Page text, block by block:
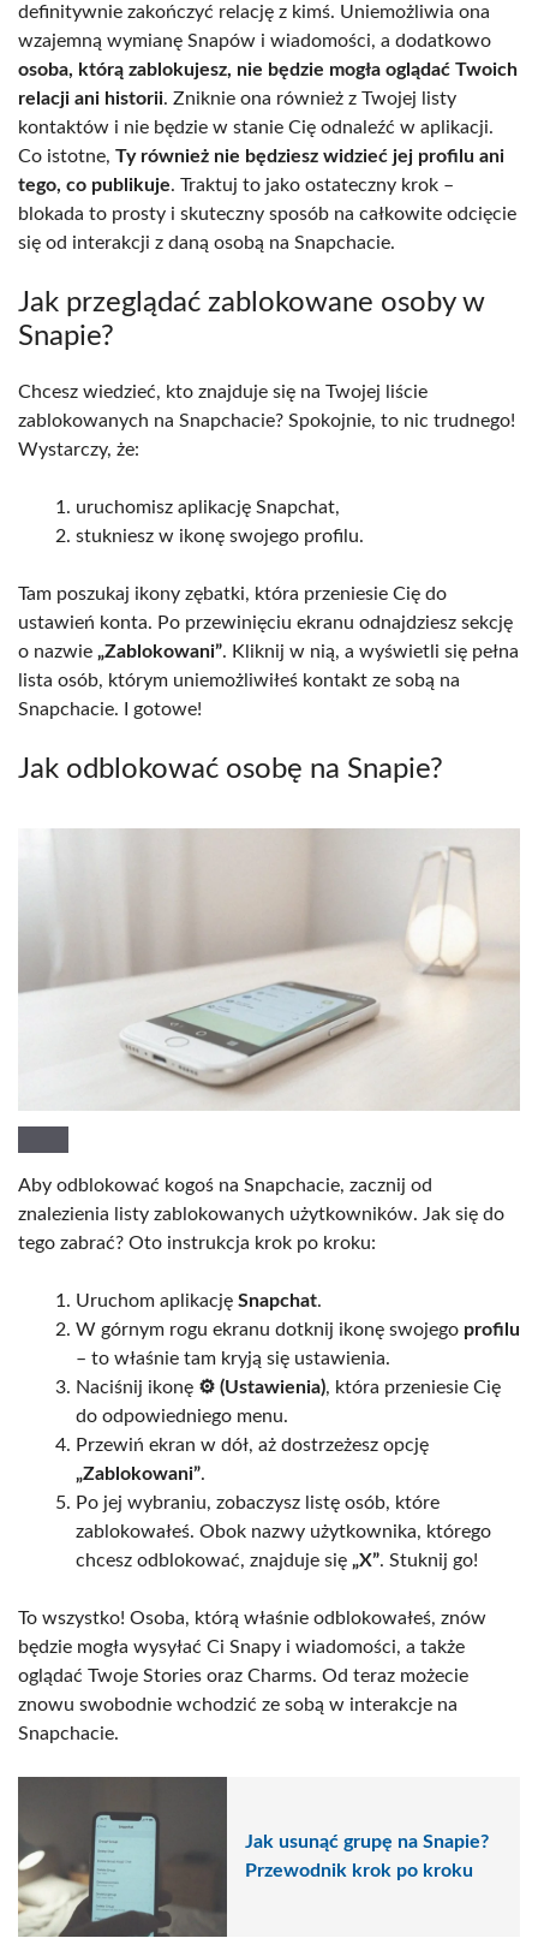
definitywnie zakończyć relację z kimś. Uniemożliwia ona
wzajemną wymianę Snapów i wiadomości, a dodatkowo
osoba, którą zablokujesz, nie będzie mogła oglądać Twoich
relacji ani historii. Zniknie ona również z Twojej listy
kontaktów i nie będzie w stanie Cię odnaleźć w aplikacji.
Co istotne, Ty również nie będziesz widzieć jej profilu ani
tego, co publikuje. Traktuj to jako ostateczny krok –
blokada to prosty i skuteczny sposób na całkowite odcięcie
się od interakcji z daną osobą na Snapchacie.
Jak przeglądać zablokowane osoby w
Snapie?
Chcesz wiedzieć, kto znajduje się na Twojej liście
zablokowanych na Snapchacie? Spokojnie, to nic trudnego!
Wystarczy, że:
uruchomisz aplikację Snapchat,
stukniesz w ikonę swojego profilu.
Tam poszukaj ikony zębatki, która przeniesie Cię do
ustawień konta. Po przewinięciu ekranu odnajdziesz sekcję
o nazwie „Zablokowani”. Kliknij w nią, a wyświetli się pełna
lista osób, którym uniemożliwiłeś kontakt ze sobą na
Snapchacie. I gotowe!
Jak odblokować osobę na Snapie?
Aby odblokować kogoś na Snapchacie, zacznij od
znalezienia listy zablokowanych użytkowników. Jak się do
tego zabrać? Oto instrukcja krok po kroku:
Uruchom aplikację Snapchat.
W górnym rogu ekranu dotknij ikonę swojego profilu
– to właśnie tam kryją się ustawienia.
Naciśnij ikonę ⚙️ (Ustawienia), która przeniesie Cię
do odpowiedniego menu.
Przewiń ekran w dół, aż dostrzeżesz opcję
„Zablokowani”.
Po jej wybraniu, zobaczysz listę osób, które
zablokowałeś. Obok nazwy użytkownika, którego
chcesz odblokować, znajduje się „X”. Stuknij go!
To wszystko! Osoba, którą właśnie odblokowałeś, znów
będzie mogła wysyłać Ci Snapy i wiadomości, a także
oglądać Twoje Stories oraz Charms. Od teraz możecie
znowu swobodnie wchodzić ze sobą w interakcje na
Snapchacie.
Jak usunąć grupę na Snapie?
Przewodnik krok po kroku